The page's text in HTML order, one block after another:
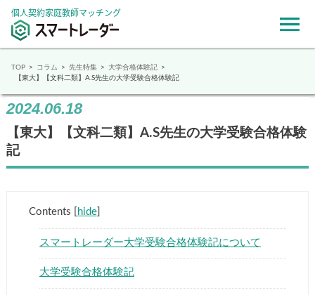
個人契約家庭教師マッチング
TOP コラム 先生特集
大学合格体験記
【東大】【文科二類】A.S先生の大学受験合格体験記
2024.06.18
【東大】【文科二類】A.S先生の大学受験合格体験
記
Contents hide]
スマートレーダー大学受験合格体験記について
大学受験合格体験記